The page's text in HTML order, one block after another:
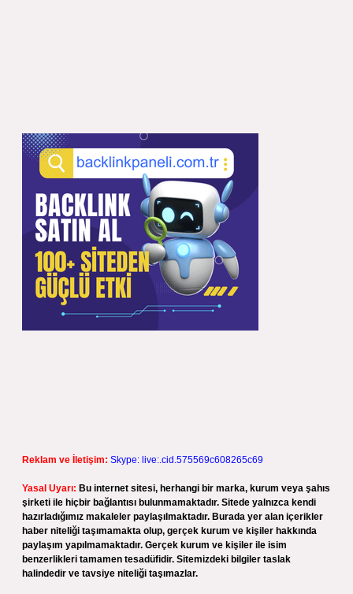
Reklam ve İletişim: Skype: live:.cid.575569c608265c69
Yasal Uyarı: Bu internet sitesi, herhangi bir marka, kurum veya şahıs
şirketi ile hiçbir bağlantısı bulunmamaktadır. Sitede yalnızca kendi
hazırladığımız makaleler paylaşılmaktadır. Burada yer alan içerikler
haber niteliği taşımamakta olup, gerçek kurum ve kişiler hakkında
paylaşım yapılmamaktadır. Gerçek kurum ve kişiler ile isim
benzerlikleri tamamen tesadüfidir. Sitemizdeki bilgiler taslak
halindedir ve tavsiye niteliği taşımazlar.